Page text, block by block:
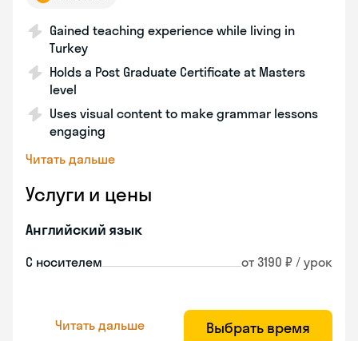
Gained teaching experience while living in
Turkey
Holds a Post Graduate Certificate at Masters
level
Uses visual content to make grammar lessons
engaging
Читать дальше
Услуги и цены
Английский язык
С носителем от 3190 ₽ / урок
Читать дальше Выбрать время